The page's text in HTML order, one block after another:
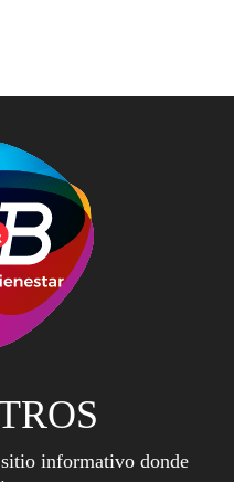
informativo donde